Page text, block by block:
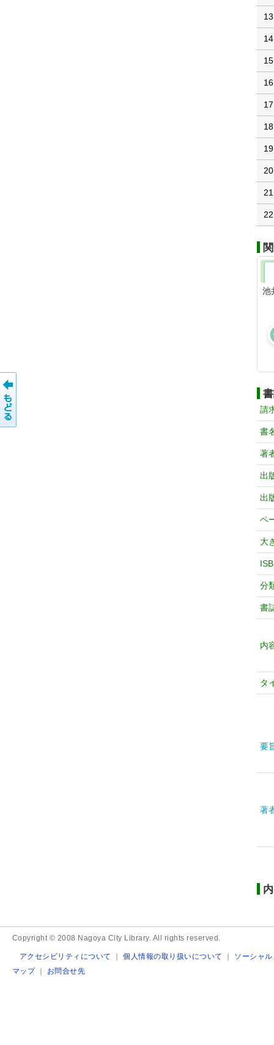
13
14
15
16
17
18
19
20
21
22
池
請
書
著
出
出
ペ
大
分
書
内
タ
要
著
Copyright © 2008 Nagoya City Library. All rights reserved.
アクセシビリティについて ｜個人情報の取り扱いについて ｜ ソーシャ
マップ｜ お問合せ先